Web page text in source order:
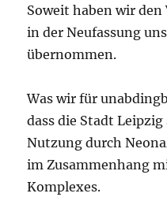
Soweit haben wir
in der Neufassung
übernommen.
Was wir für
dass die Stadt
Nutzung durch
im Zusammenhang
Komplexes.